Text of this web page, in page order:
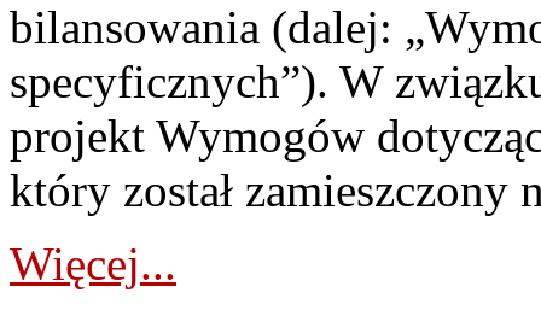
bilansowania (dalej:
specyficznych”). W
projekt Wymogów
który został zamieszczony
Więcej...